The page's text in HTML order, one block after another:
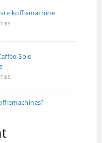
koffiemachine
Solo